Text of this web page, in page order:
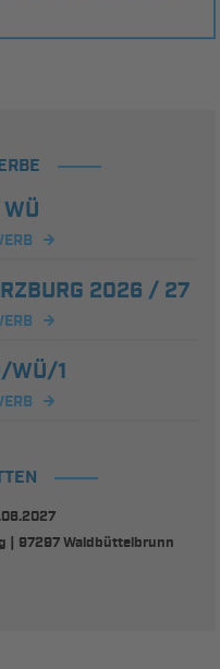
2026 / 27
WÜ/1
| 97297 Waldbüttelbrunn